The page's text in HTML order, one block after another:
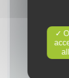
all